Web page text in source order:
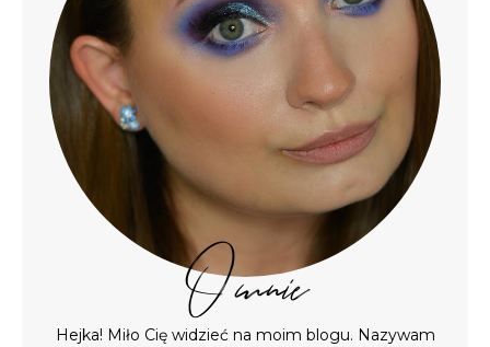
O mnie
Hejka! Miło Cię widzieć na moim blogu. Nazywam